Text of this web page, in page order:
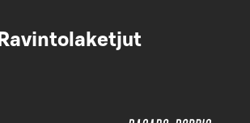
Ravintolaketjut